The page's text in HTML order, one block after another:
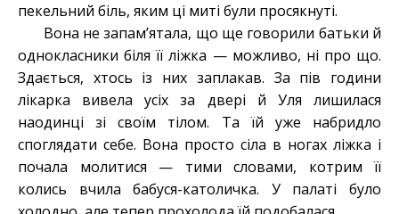
пекельний біль, яким ці миті були просякнуті.
Вона не запам’ятала, що ще говорили батьки й
однокласники біля її ліжка — можливо, ні про що.
Здається, хтось із них заплакав. За пів години
лікарка вивела усіх за двері й Уля лишилася
наодинці зі своїм тілом. Та їй уже набридло
споглядати себе. Вона просто сіла в ногах ліжка і
почала молитися — тими словами, котрим її
колись вчила бабуся-католичка. У палаті було